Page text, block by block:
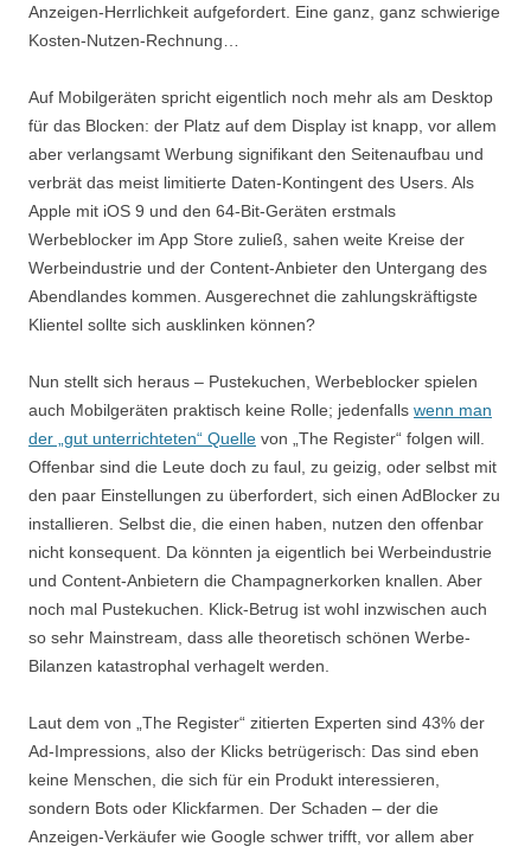
Anzeigen-Herrlichkeit aufgefordert. Eine ganz, ganz schwierige
Kosten-Nutzen-Rechnung…
Auf Mobilgeräten spricht eigentlich noch mehr als am Desktop
für das Blocken: der Platz auf dem Display ist knapp, vor allem
aber verlangsamt Werbung signifikant den Seitenaufbau und
verbrät das meist limitierte Daten-Kontingent des Users. Als
Apple mit iOS 9 und den 64-Bit-Geräten erstmals
Werbeblocker im App Store zuließ, sahen weite Kreise der
Werbeindustrie und der Content-Anbieter den Untergang des
Abendlandes kommen. Ausgerechnet die zahlungskräftigste
Klientel sollte sich ausklinken können?
Nun stellt sich heraus – Pustekuchen, Werbeblocker spielen
auch Mobilgeräten praktisch keine Rolle; jedenfalls wenn man
der „gut unterrichteten“ Quelle von „The Register“ folgen will.
Offenbar sind die Leute doch zu faul, zu geizig, oder selbst mit
den paar Einstellungen zu überfordert, sich einen AdBlocker zu
installieren. Selbst die, die einen haben, nutzen den offenbar
nicht konsequent. Da könnten ja eigentlich bei Werbeindustrie
und Content-Anbietern die Champagnerkorken knallen. Aber
noch mal Pustekuchen. Klick-Betrug ist wohl inzwischen auch
so sehr Mainstream, dass alle theoretisch schönen Werbe-
Bilanzen katastrophal verhagelt werden.
Laut dem von „The Register“ zitierten Experten sind 43% der
Ad-Impressions, also der Klicks betrügerisch: Das sind eben
keine Menschen, die sich für ein Produkt interessieren,
sondern Bots oder Klickfarmen. Der Schaden – der die
Anzeigen-Verkäufer wie Google schwer trifft, vor allem aber